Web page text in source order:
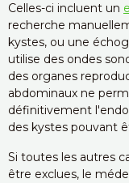
Celles-ci incluent un
recherche
kystes, ou une
utilise des ondes
des organes
abdominaux ne
définitivement
des kystes pouvant
Si toutes les autres
être exclues, le